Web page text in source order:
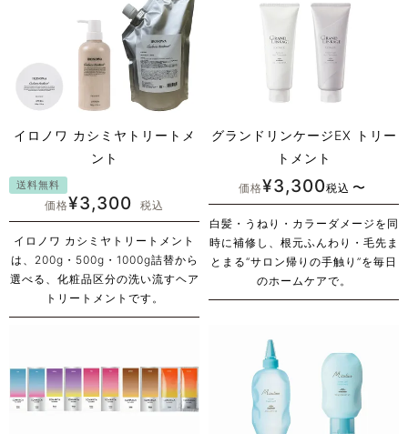
イロノワ カシミヤトリートメ
ント
送料無料
価格¥3,300 税込
イロノワ カシミヤトリートメント
は、200g・500g・1000g詰替から
選べる、化粧品区分の洗い流すヘア
トリートメントです。
グランドリンケージEX トリー
トメント
価格¥3,300税込 〜
白髪・うねり・カラーダメージを同
時に補修し、根元ふんわり・毛先ま
とまる“サロン帰りの手触り”を毎日
のホームケアで。